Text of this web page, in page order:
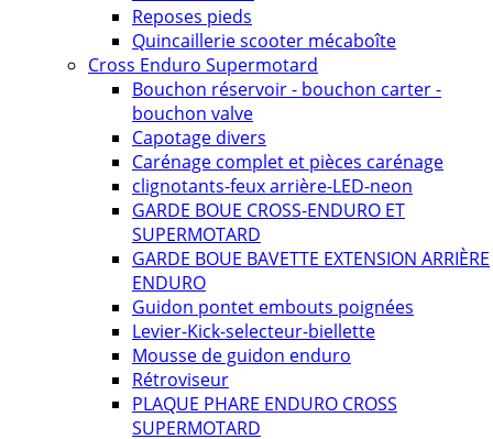
Reposes pieds
Quincaillerie scooter mécaboîte
Cross Enduro Supermotard
Bouchon réservoir - bouchon carter -
bouchon valve
Capotage divers
Carénage complet et pièces carénage
clignotants-feux arrière-LED-neon
GARDE BOUE CROSS-ENDURO ET
SUPERMOTARD
GARDE BOUE BAVETTE EXTENSION ARRIÈRE
ENDURO
Guidon pontet embouts poignées
Levier-Kick-selecteur-biellette
Mousse de guidon enduro
Rétroviseur
PLAQUE PHARE ENDURO CROSS
SUPERMOTARD